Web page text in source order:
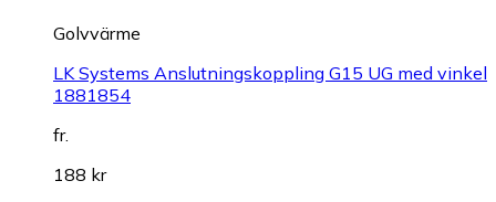
Golvvärme
LK Systems Anslutningskoppling G15 UG med vinkel
1881854
fr.
188 kr